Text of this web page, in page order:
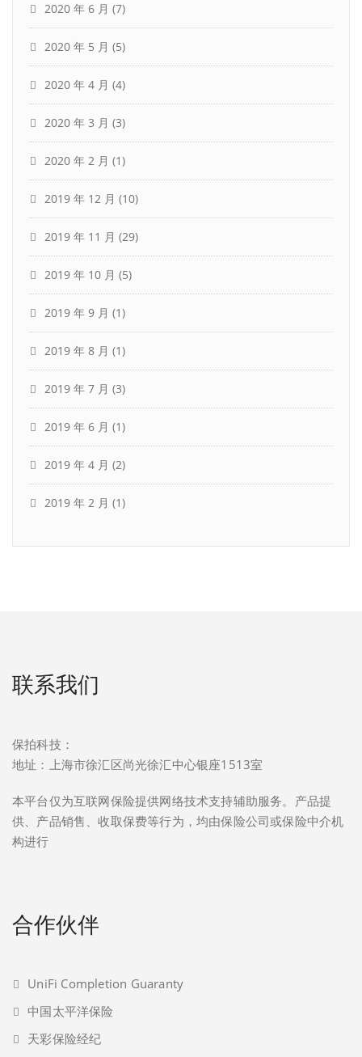
2020 年 6 月 (7)
2020 年 5 月 (5)
2020 年 4 月 (4)
2020 年 3 月 (3)
2020 年 2 月 (1)
2019 年 12 月 (10)
2019 年 11 月 (29)
2019 年 10 月 (5)
2019 年 9 月 (1)
2019 年 8 月 (1)
2019 年 7 月 (3)
2019 年 6 月 (1)
2019 年 4 月 (2)
2019 年 2 月 (1)
联系我们
保拍科技：
地址：上海市徐汇区尚光徐汇中心银座1513室
本平台仅为互联网保险提供网络技术支持辅助服务。产品提
供、产品销售、收取保费等行为，均由保险公司或保险中介机
构进行
合作伙伴
UniFi Completion Guaranty
中国太平洋保险
天彩保险经纪